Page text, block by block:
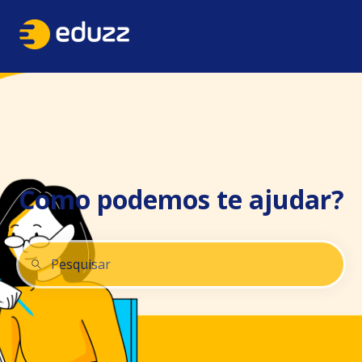
Como podemos te ajudar?
Não há sugestões porque o campo de pesquisa está